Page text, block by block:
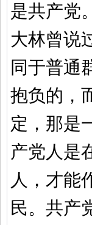
是共产党
大林曾说
同于普通
抱负的，
定，那是
产党人是
人，才能
民。共产